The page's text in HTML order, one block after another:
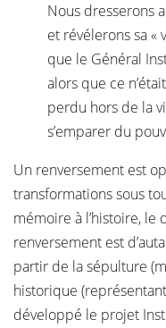
Nous dresserons
et révélerons sa
que le Général
alors que ce
perdu hors de la
s’emparer du
Un renversement est
transformations sous
mémoire à l’histoire, le
renversement est
partir de la sépulture
historique
développé le projet